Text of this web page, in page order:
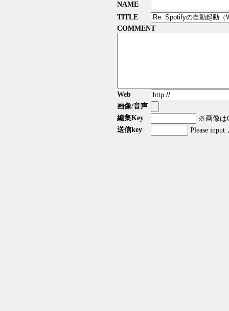
NAME
TITLE
COMMENT
Web
画像/音声
編集Key
※画像は
送信key
Please input